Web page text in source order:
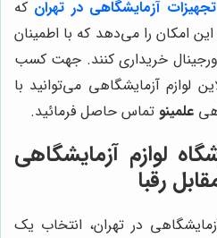
آزمایشگاهی در تهران که
این امکان را می‌دهد که با اطمینان
خریداری کنند. جهت کسب
لوازم آزمایشگاهی می‌توانید با
علمینو تماس حاصل فرمائید.
لوازم آزمایشگاهی
رقبا
در تهران، انتخاب یک